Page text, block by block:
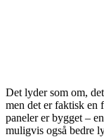
Det lyder som om,
men det er faktisk en
paneler er bygget –
muligvis også bedre